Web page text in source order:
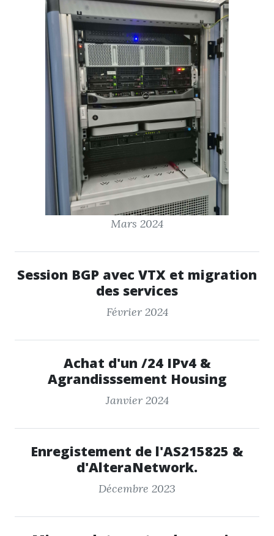
Mars 2024
Session BGP avec VTX et migration
des services
Février 2024
Achat d'un /24 IPv4 &
Agrandisssement Housing
Janvier 2024
Enregistement de l'AS215825 &
d'AlteraNetwork.
Décembre 2023